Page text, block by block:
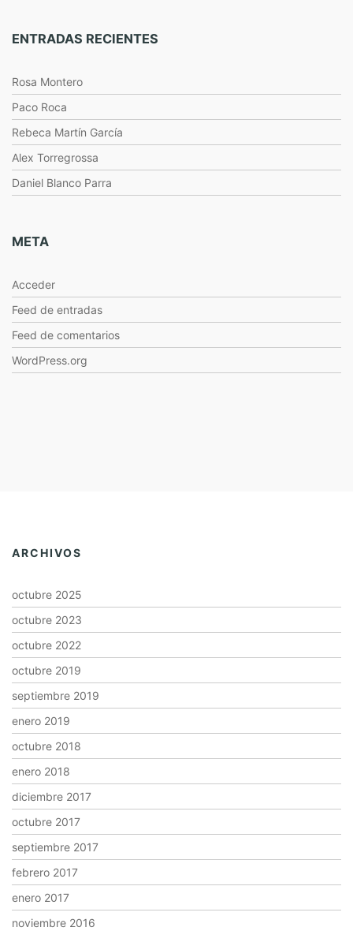
ENTRADAS RECIENTES
Rosa Montero
Paco Roca
Rebeca Martín García
Alex Torregrossa
Daniel Blanco Parra
META
Acceder
Feed de entradas
Feed de comentarios
WordPress.org
ARCHIVOS
octubre 2025
octubre 2023
octubre 2022
octubre 2019
septiembre 2019
enero 2019
octubre 2018
enero 2018
diciembre 2017
octubre 2017
septiembre 2017
febrero 2017
enero 2017
noviembre 2016